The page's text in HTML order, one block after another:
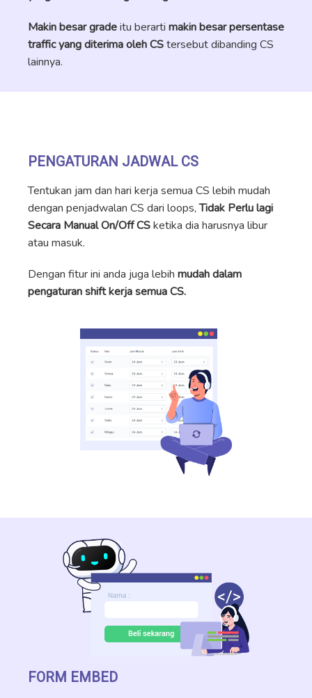
Makin besar gradeitu berarti makin besar persentase
traffic yang diterima oleh CStersebut dibanding CS
lainnya.
PENGATURAN JADWAL CS
Tentukan jam dan hari kerja semua CS lebih mudah
dengan penjadwalan CS dari loops,Tidak Perlu lagi
Secara Manual On/Off CSketika dia harusnya libur
atau masuk.
Dengan fitur ini anda juga lebih mudah dalam
pengaturan shift kerja semua CS.
FORM EMBED